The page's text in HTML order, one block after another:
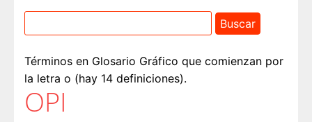
Términos en Glosario Gráfico que comienzan por
la letra o (hay 14 definiciones).
OPI